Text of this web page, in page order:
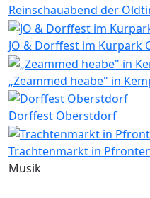
Reinschauabend der
JO & Dorffest im Kurpark
„Zeammed heabe" in
Dorffest Oberstdorf
Trachtenmarkt in
Musik